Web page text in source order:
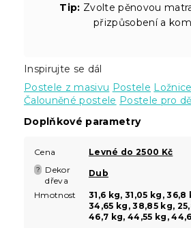
Tip: Zvolte pěnovou
přizpůsobení a
Inspirujte se dál
Postele z masivu Postele Ložnice
Čalouněné postele Postele pro
Doplňkové parametry
Cena Levné do 2500 Kč
?
Dekor
dřeva
Dub
Hmotnost
31,6 kg, 31,05 kg,
34,65 kg, 38,85 kg,
46,7 kg, 44,55 kg,